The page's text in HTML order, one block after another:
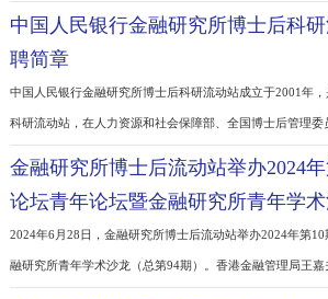
2025年9月28日，金融研究所博士后流动站召开中国金
学术沙龙。中国人民银行国际司翻译与协约处陈松处长
之策。人民银行总行青年干部及金融研究所青年研究人
中国人民银行金融研究所博士后科
聘简章
中国人民银行金融研究所博士后科研流动站成立于2001
科研流动站，在人力资源和社会保障部、全国博士后管
年度博士后综合评估中获得优秀等级。流动站基本指导
本职能和中心工作为宗旨，尊重知识，尊重人才，创造
金融研究所博士后流动站举办2024
论坛青年论坛暨金融研究所青年学